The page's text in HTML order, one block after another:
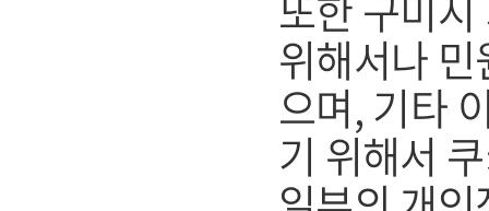
위해서나
으며, 기타
기 위해서